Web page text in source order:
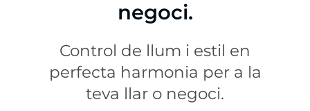
negoci.
Control de llum i estil en
perfecta harmonia per a la
teva llar o negoci.